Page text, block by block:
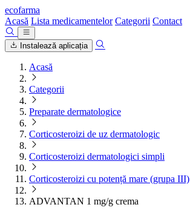
ecofarma
Acasă Lista medicamentelor Categorii Contact
Instalează aplicația
Acasă
Categorii
Preparate dermatologice
Corticosteroizi de uz dermatologic
Corticosteroizi dermatologici simpli
Corticosteroizi cu potență mare (grupa III)
ADVANTAN 1 mg/g crema